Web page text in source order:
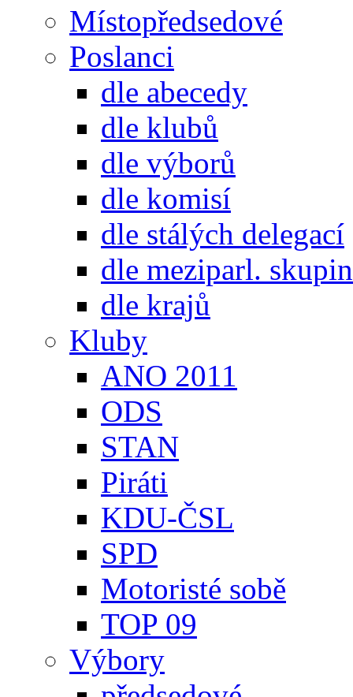
Místopředsedové
Poslanci
dle abecedy
dle klubů
dle výborů
dle komisí
dle stálých delegací
dle meziparl. skupin
dle krajů
Kluby
ANO 2011
ODS
STAN
Piráti
KDU-ČSL
SPD
Motoristé sobě
TOP 09
Výbory